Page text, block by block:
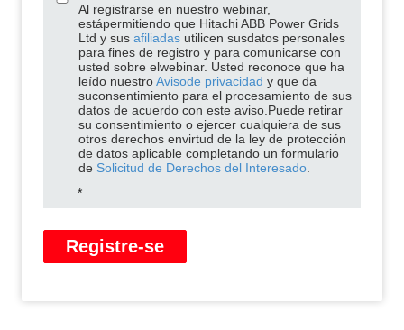
Al registrarse en nuestro webinar,
estápermitiendo que Hitachi ABB Power Grids
Ltd y sus afiliadas utilicen susdatos personales
para fines de registro y para comunicarse con
usted sobre elwebinar. Usted reconoce que ha
leído nuestroAvisode privacidad y que da
suconsentimiento para el procesamiento de sus
datos de acuerdo con este aviso.Puede retirar
su consentimiento o ejercer cualquiera de sus
otros derechos envirtud de la ley de protección
de datos aplicable completando un formulario
de Solicitud de Derechos del Interesado
*
Registre-se